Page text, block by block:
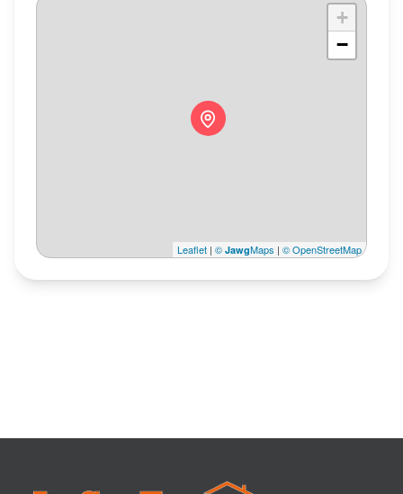
+
−
Leaflet | © JawgMaps | © OpenStreetMap